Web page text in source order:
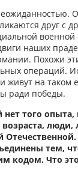
друг с
наших
Похожи
операций.
на таком
ради победы.
того
люди,
тем,
кодом. Что